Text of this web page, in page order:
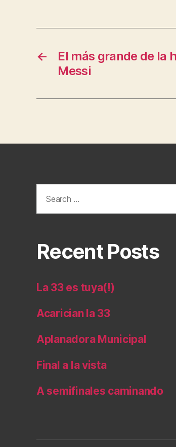
←
El más grande de la
Messi
for:
Recent Posts
La 33 es tuya(!)
Acarician la 33
Aplanadora Municipal
Final a la vista
A semifinales caminando